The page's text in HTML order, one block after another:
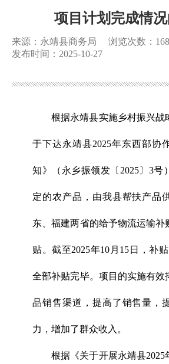
项目计划完成情
来源：永靖县商务局 浏览次数： 168
发布时间：2025-10-27
根据永靖县实施乡村振兴战
于下达永靖县2025年东西部协
知》（永乡振领发〔2025〕3号
定的农产品，由我县帮扶产品
东、福建两省的给予物流运输补
贴。截至2025年10月15日，补
全部补贴完毕。项目的实施有效
品销售渠道，提高了销售量，
力，增加了群众收入。
根据《关于开展永靖县2025